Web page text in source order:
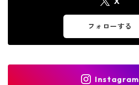
フォローする
Instagram